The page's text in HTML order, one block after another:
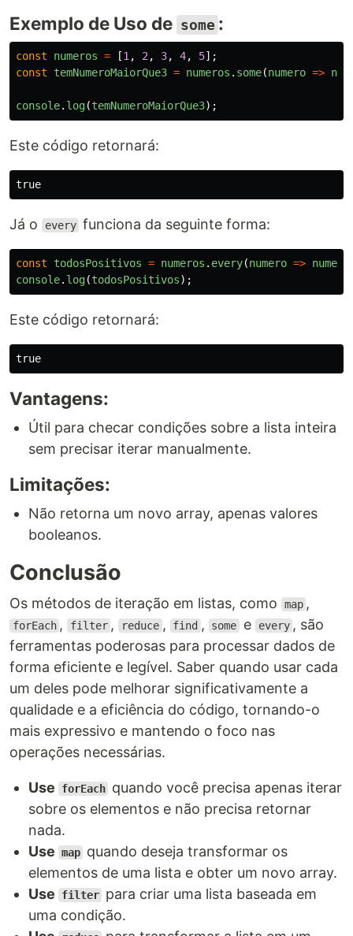
Exemplo de Uso de some :
const numeros = [1 , 2 , 3, 4, 5];
const
temNumeroMaiorQue3 = numeros . some(numero =>
console. log(temNumeroMaiorQue3);
Este código retornará:
Já o every funciona da seguinte forma:
const todosPositivos = numeros . every(numero => numero
console. log(todosPositivos);
Este código retornará:
Vantagens:
Útil para checar condições sobre a lista inteira
sem precisar iterar manualmente.
Limitações:
Não retorna um novo array, apenas valores
booleanos.
Conclusão
Os métodos de iteração em listas, como map ,
forEach , filter , reduce , find , some e every , são
ferramentas poderosas para processar dados de
forma eficiente e legível. Saber quando usar cada
um deles pode melhorar significativamente a
qualidade e a eficiência do código, tornando-o
mais expressivo e mantendo o foco nas
operações necessárias.
Use forEach quando você precisa apenas iterar
sobre os elementos e não precisa retornar
nada.
Use map quando deseja transformar os
elementos de uma lista e obter um novo array.
Use
filter para criar uma lista baseada em
uma condição.